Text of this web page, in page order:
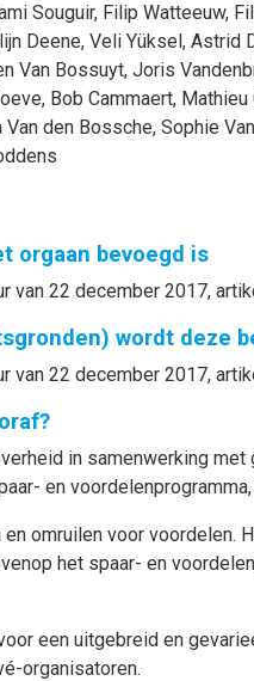
Souguir, Filip Watteeuw,
Deene, Veli Yüksel, Astrid
Van Bossuyt, Joris
, Bob Cammaert, Mathieu
Van den Bossche, Sophie
orgaan bevoegd is
van 22 december 2017,
wordt deze
van 22 december 2017,
in samenwerking
en
en omruilen voor
het spaar- en
een uitgebreid en
organisatoren.